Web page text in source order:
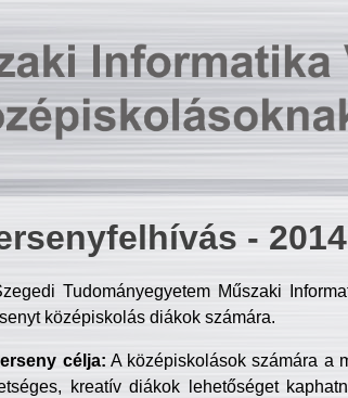
- 2014
Tudományegyetem Műszaki
középiskolás diákok számára.
célja: A középiskolások számára a
kreatív diákok lehetőséget